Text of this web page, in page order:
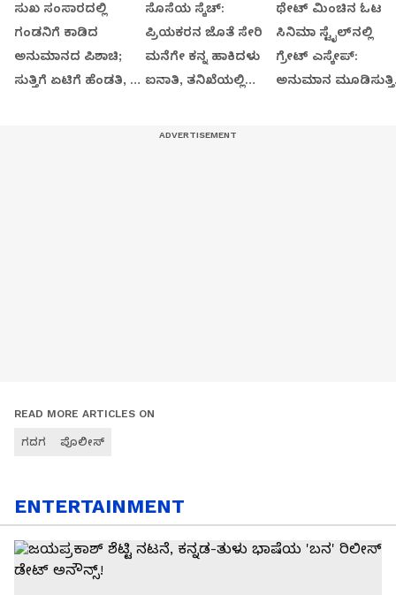
ಸುಖ ಸಂಸಾರದಲ್ಲಿ
ಗಂಡನಿಗೆ ಕಾಡಿದ
ಅನುಮಾನದ ಪಿಶಾಚಿ;
ಸುತ್ತಿಗೆ ಏಟಿಗೆ ಹೆಂಡತಿ, 7
ಸೊಸೆಯ ಸ್ಕೆಚ್:
ಪ್ರಿಯಕರನ ಜೊತೆ ಸೇರಿ
ಮನೆಗೇ ಕನ್ನ ಹಾಕಿದಳು
ಐನಾತಿ, ತನಿಖೆಯಲ್ಲಿ
ಥೇಟ್​​ ಮಿಂಚಿನ ಓಟ
ಸಿನಿಮಾ ಸ್ಟೈಲ್​ನಲ್ಲಿ
ಗ್ರೇಟ್​​ ಎಸ್ಕೇಪ್:
ಅನುಮಾನ
READ MORE ARTICLES ON
ಗದಗ ಪೊಲೀಸ್
ENTERTAINMENT